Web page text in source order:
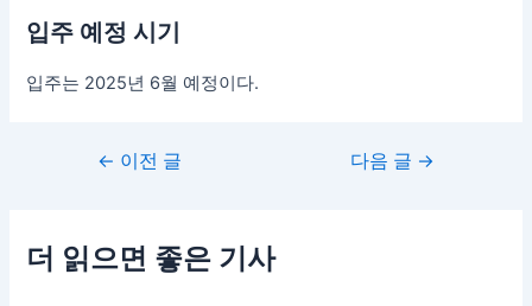
입주 예정 시기
입주는 2025년 6월 예정이다.
← 이전 글 다음 글 →
더 읽으면 좋은 기사